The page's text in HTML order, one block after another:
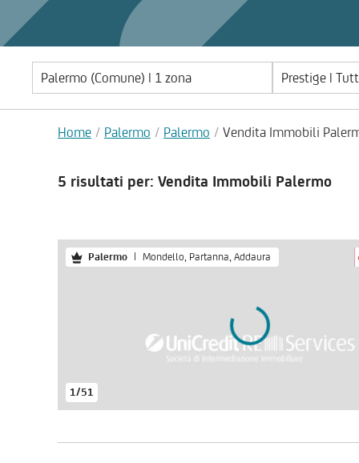
Prestige |
Home Palermo Palermo Vendita Immobili
5 risultati per: Vendita Immobili Palermo
Palermo Mondello, Partanna, Addaura
1/51